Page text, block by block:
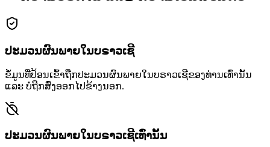
ປະມວນຜົນພາຍໃນບຣາວເຊີ
ຂໍ້ມູນທີ່ປ້ອນເຂົ້າຖືກປະມວນຜົນພາຍໃນບຣາວເຊີຂອງທ່ານເທົ່ານັ້ນ
ແລະ ບໍ່ຖືກສົ່ງອອກໄປຂ້າງນອກ.
ປະມວນຜົນພາຍໃນບຣາວເຊີເທົ່ານັ້ນ